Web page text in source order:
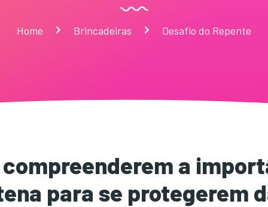
Home Brincadeiras Desafio do Repente
a
para se protegerem